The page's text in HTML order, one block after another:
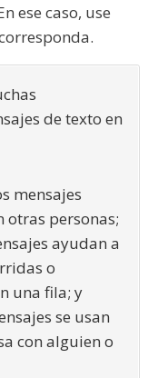
ese caso, use
de texto en
mensajes
otras personas;
ayudan a
o
una fila; y
se usan
con alguien o